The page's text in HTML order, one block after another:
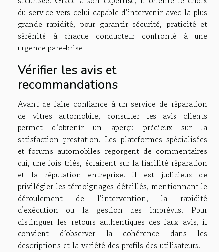
du service vers celui capable d’intervenir avec la plus
grande rapidité, pour garantir sécurité, praticité et
sérénité à chaque conducteur confronté à une
urgence pare-brise.
Vérifier les avis et
recommandations
Avant de faire confiance à un service de réparation
de vitres automobile, consulter les avis clients
permet d’obtenir un aperçu précieux sur la
satisfaction prestation. Les plateformes spécialisées
et forums automobiles regorgent de commentaires
qui, une fois triés, éclairent sur la fiabilité réparation
et la réputation entreprise. Il est judicieux de
privilégier les témoignages détaillés, mentionnant le
déroulement de l’intervention, la rapidité
d’exécution ou la gestion des imprévus. Pour
distinguer les retours authentiques des faux avis, il
convient d’observer la cohérence dans les
descriptions et la variété des profils des utilisateurs.